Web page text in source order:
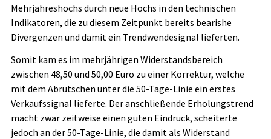
Mehrjahreshochs durch neue Hochs in den technischen
Indikatoren, die zu diesem Zeitpunkt bereits bearishe
Divergenzen und damit ein Trendwendesignal lieferten.
Somit kam es im mehrjährigen Widerstandsbereich
zwischen 48,50 und 50,00 Euro zu einer Korrektur, welche
mit dem Abrutschen unter die 50-Tage-Linie ein erstes
Verkaufssignal lieferte. Der anschließende Erholungstrend
macht zwar zeitweise einen guten Eindruck, scheiterte
jedoch an der 50-Tage-Linie, die damit als Widerstand